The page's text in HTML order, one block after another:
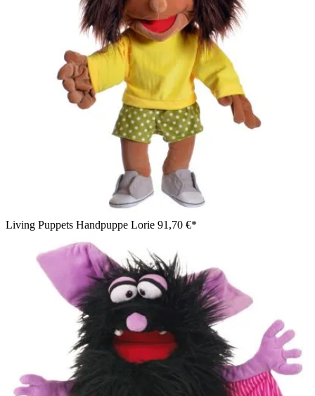
Living Puppets Handpuppe Lorie 91,70 €*